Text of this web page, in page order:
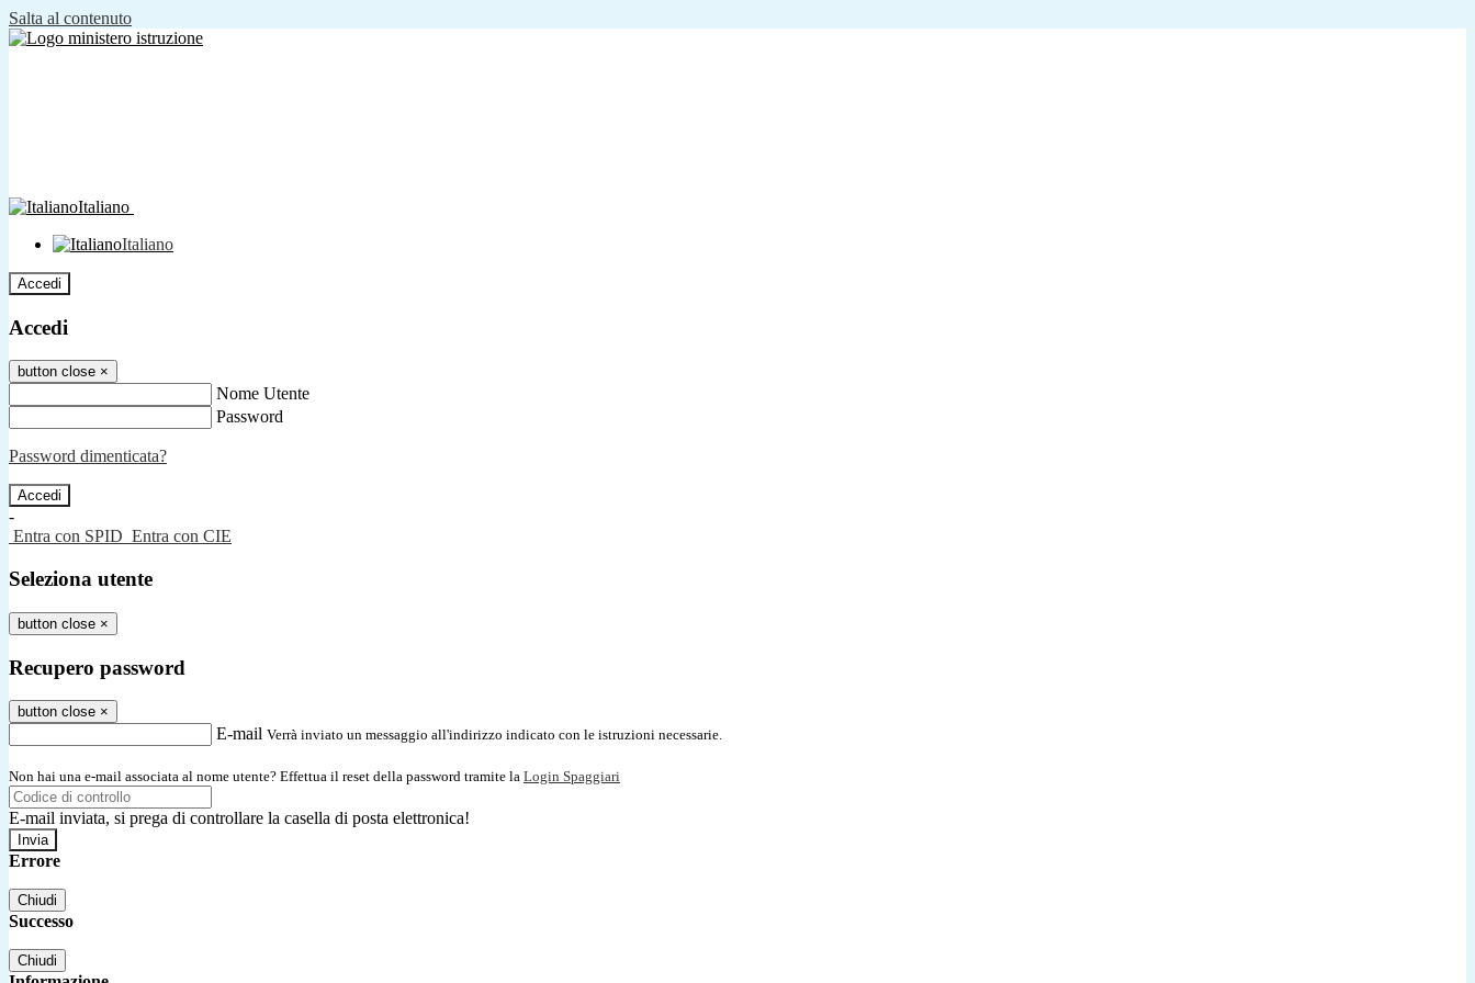
Salta al contenuto
Italiano
Italiano
Accedi
Accedi
button close ×
Nome Utente
Password
Password dimenticata?
-
Entra con SPID Entra con CIE
Seleziona utente
button close ×
Recupero password
button close ×
E-mail Verrà inviato un messaggio all'indirizzo indicato con le istruzioni necessarie.
Non hai una e-mail associata al nome utente? Effettua il reset della password tramite la Login Spaggiari
E-mail inviata, si prega di controllare la casella di posta elettronica!
Errore
Chiudi
Successo
Chiudi